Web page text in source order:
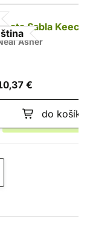
Sabla Keeche
Asher
€
do košíka